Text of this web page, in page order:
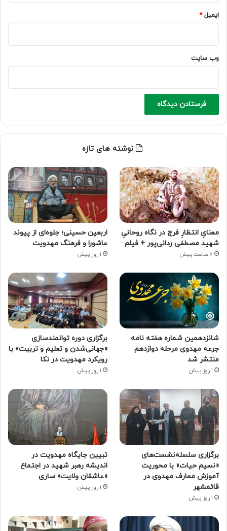
ایمیل*
وب‌ سایت
نوشته های تازه
معنایِ انتظارِ فرج در نگاه روحانیِ
شهید مصطفی ردانی‌پور + فیلم
6 ساعت پیش
اربعین حسینی؛ جلوه‌ای از پیوند
عاشورا و فرهنگ مهدویت
1 روز پیش
شانزدهمین شماره هفته‌ نامه
جرعه مهدوی مرحله دوازدهم
منتشر شد
1 روز پیش
برگزاری دوره توانمندسازی
«جهانی‌شدن و تعلیم و تربیت» با
رویکرد مهدویت در نکا
1 روز پیش
برگزاری سلسله‌نشست‌های
«نسیم حیات» با محوریت
آموزش معارف مهدوی در
قائمشهر
1 روز پیش
تبیین جایگاه مهدویت در
اندیشه رهبر شهید در اجتماع
«عاشقان ولایت» ساری
1 روز پیش